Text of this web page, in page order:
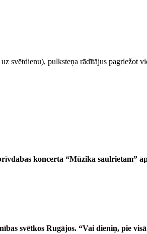
svētdienu), pulksteņa rādītājus pagriežot
koncerta “Mūzika saulrietam”
svētkos Rugājos. “Vai dieniņ, pie